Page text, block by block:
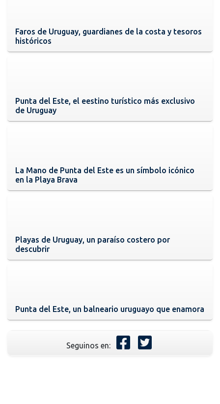
Faros de Uruguay, guardianes de la costa y tesoros
históricos
Punta del Este, el eestino turístico más exclusivo
de Uruguay
La Mano de Punta del Este es un símbolo icónico
en la Playa Brava
Playas de Uruguay, un paraíso costero por
descubrir
Punta del Este, un balneario uruguayo que enamora
Seguinos en: